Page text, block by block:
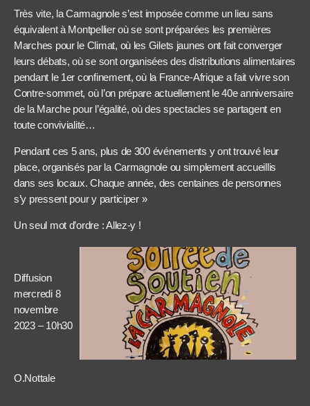
Très vite, la Carmagnole s’est imposée comme un lieu sans
équivalent à Montpellier où se sont préparées les premières
Marches pour le Climat, où les Gilets jaunes ont fait converger
leurs débats, où se sont organisées des distributions alimentaires
pendant le 1er confinement, où la France-Afrique a fait vivre son
Contre-sommet, où l’on prépare actuellement le 40e anniversaire
de la Marche pour l’égalité, où des spectacles se partagent en
toute convivialité…
Pendant ces 5 ans, plus de 300 événements y ont trouvé leur
place, organisés par la Carmagnole ou simplement accueillis
dans ses locaux. Chaque année, des centaines de personnes
s’y pressent pour y participer »
Un seul mot d’ordre : Allez-y !
Diffusion
mercredi 8
novembre
2023 – 10h30
O.Nottale